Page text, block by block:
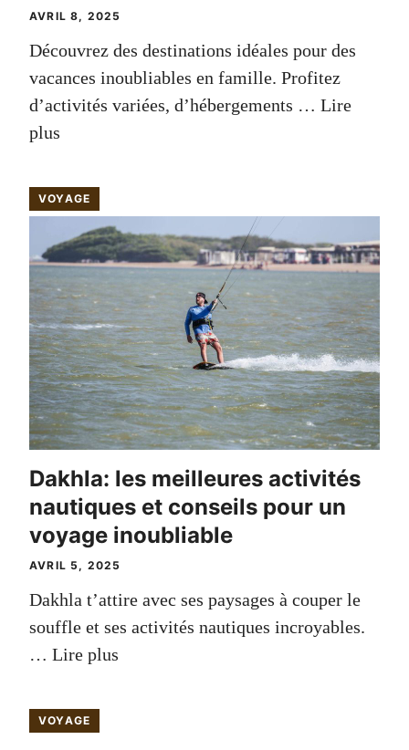
AVRIL 8, 2025
Découvrez des destinations idéales pour des
vacances inoubliables en famille. Profitez
d’activités variées, d’hébergements … Lire
plus
VOYAGE
Dakhla: les meilleures activités
nautiques et conseils pour un
voyage inoubliable
AVRIL 5, 2025
Dakhla t’attire avec ses paysages à couper le
souffle et ses activités nautiques incroyables.
… Lire plus
VOYAGE